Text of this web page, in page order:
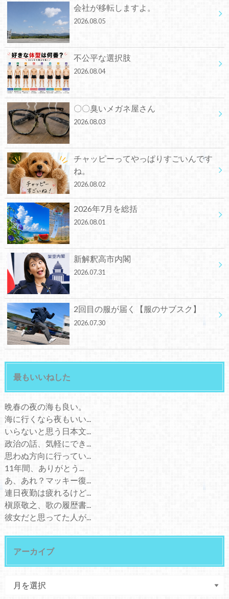
会社が移転しますよ。
2026.08.05
不公平な選択肢
2026.08.04
〇〇臭いメガネ屋さん
2026.08.03
チャッピーってやっぱりすごいんです
ね。
2026.08.02
2026年7月を総括
2026.08.01
新解釈高市内閣
2026.07.31
2回目の服が届く【服のサブスク】
2026.07.30
最もいいねした
晩春の夜の海も良い。
海に行くなら夜もいい...
いらないと思う日本文...
政治の話、気軽にでき...
思わぬ方向に行ってい...
11年間、ありがとう...
あ、あれ？マッキー復...
連日夜勤は疲れるけど...
槇原敬之、歌の履歴書...
彼女だと思ってた人が...
アーカイブ